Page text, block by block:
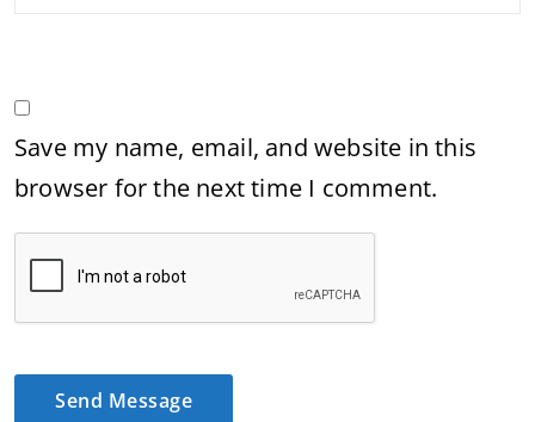
Save my name, email, and website in this
browser for the next time I comment.